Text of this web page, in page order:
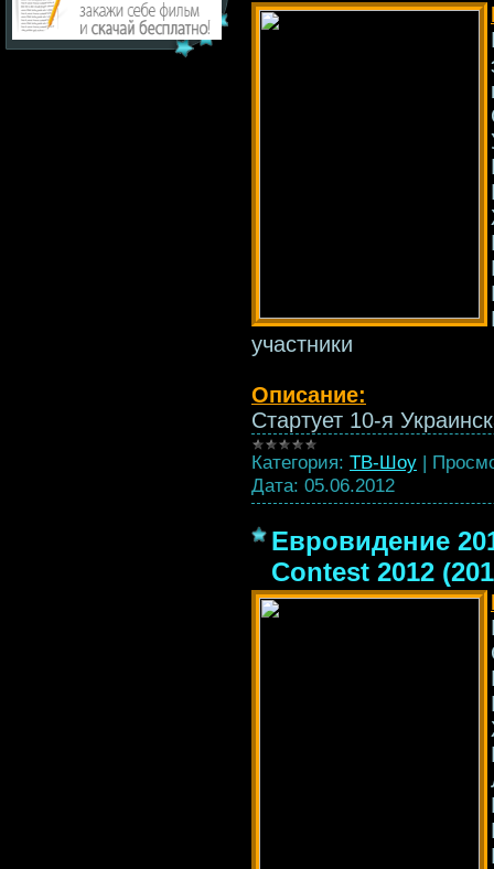
участники
Описание:
Стартует 10-я
Категория: ТВ-Шоу |
Дата: 05.06.2012
Евровидение
Contest 2012